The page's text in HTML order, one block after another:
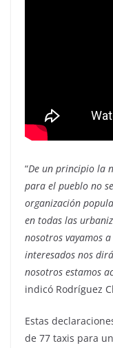
“De un principio la
para el pueblo no
organización
en todas las
nosotros vayamos
interesados nos
nosotros estamos
indicó Rodríguez
Estas
de 77 taxis para